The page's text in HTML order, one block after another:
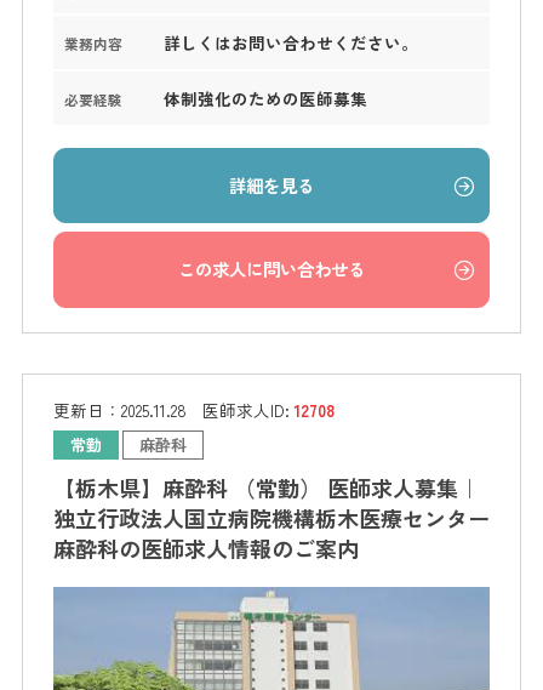
業務内容 詳しくはお問い合わせください。
必要経験 体制強化のための医師募集
詳細を見る
この求人に問い合わせる
更新日： 2025.11.28 医師求人ID:12708
常勤 麻酔科
【栃木県】麻酔科 （常勤） 医師求人募集｜
独立行政法人国立病院機構栃木医療センター
麻酔科の医師求人情報のご案内